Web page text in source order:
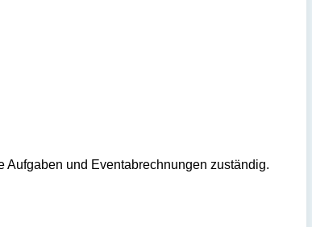
Aufgaben und Eventabrechnungen zuständig.